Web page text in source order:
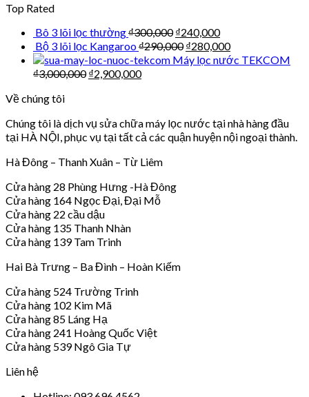
Top Rated
Bô 3 lõi lọc thường₫300,000 ₫240,000
Bộ 3 lõi lọc Kangaroo₫290,000 ₫280,000
Máy lọc nước TEKCOM
₫3,000,000 ₫2,900,000
Về chúng tôi
Chúng tôi là dịch vụ sửa chữa máy lọc nước tại nhà hàng đầu
tại HÀ NỘI, phục vụ tại tất cả các quận huyện nội ngoại thành.
Hà Đông – Thanh Xuân – Từ Liêm
Cửa hàng 28 Phùng Hưng -Hà Đông
Cửa hàng 164 Ngọc Đại, Đại Mỗ
Cửa hàng 22 cầu dậu
Cửa hàng 135 Thanh Nhàn
Cửa hàng 139 Tam Trinh
Hai Bà Trưng – Ba Đình – Hoàn Kiếm
Cửa hàng 524 Trường Trinh
Cửa hàng 102 Kim Mã
Cửa hàng 85 Láng Hạ
Cửa hàng 241 Hoàng Quốc Việt
Cửa hàng 539 Ngô Gia Tự
Liên hệ